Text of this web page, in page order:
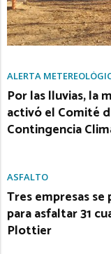
ALERTA
Por las lluvias, la
activó el Comité
Contingencia
ASFALTO
Tres empresas
para asfaltar 31
Plottier